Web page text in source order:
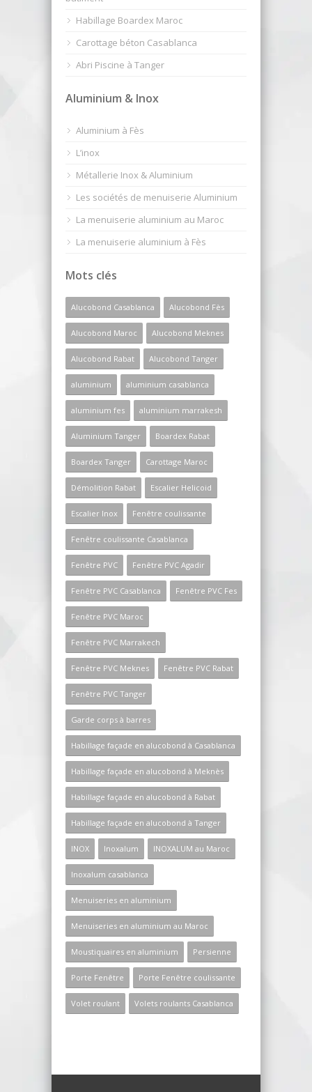
Habillage Boardex Maroc
Carottage béton Casablanca
Abri Piscine à Tanger
Aluminium & Inox
Aluminium à Fès
L’inox
Métallerie Inox & Aluminium
Les sociétés de menuiserie Aluminium
La menuiserie aluminium au Maroc
La menuiserie aluminium à Fès
Mots clés
Alucobond Casablanca Alucobond Fès
Alucobond Maroc Alucobond Meknes
Alucobond Rabat Alucobond Tanger
aluminium aluminium casablanca
aluminium fes aluminium marrakesh
Aluminium Tanger Boardex Rabat
Boardex Tanger Carottage Maroc
Démolition Rabat Escalier Helicoid
Escalier Inox Fenêtre coulissante
Fenêtre coulissante Casablanca
Fenêtre PVC Fenêtre PVC Agadir
Fenêtre PVC Casablanca Fenêtre PVC Fes
Fenêtre PVC Maroc
Fenêtre PVC Marrakech
Fenêtre PVC Meknes Fenêtre PVC Rabat
Fenêtre PVC Tanger
Garde corps à barres
Habillage façade en alucobond à Casablanca
Habillage façade en alucobond à Meknès
Habillage façade en alucobond à Rabat
Habillage façade en alucobond à Tanger
INOX Inoxalum INOXALUM au Maroc
Inoxalum casablanca
Menuiseries en aluminium
Menuiseries en aluminium au Maroc
Moustiquaires en aluminium Persienne
Porte Fenêtre Porte Fenêtre coulissante
Volet roulant Volets roulants Casablanca